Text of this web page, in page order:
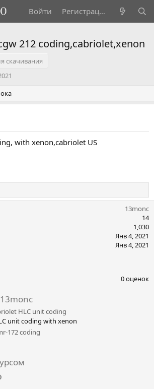
Войти Регистрация
212 coding,cabriolet,xenon
скачивания
with xenon,cabriolet US
13monc
14
1,030
Янв 4, 2021
Янв 4, 2021
0 оценок
HLC unit coding
unit coding with xenon
172 coding
Ссылкой